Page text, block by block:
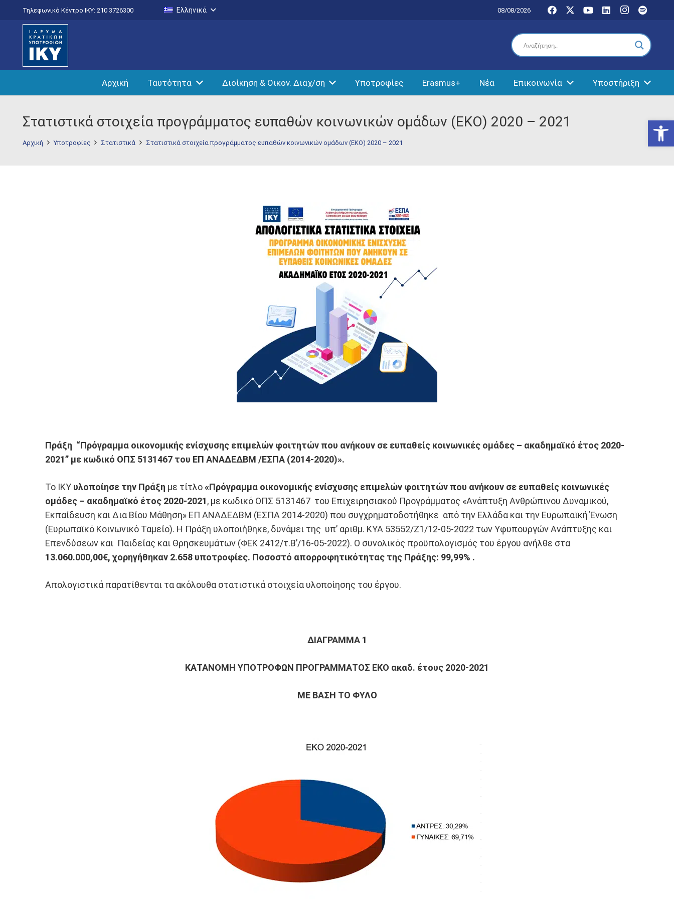
Τηλεφωνικό Κέντρο IKY: 210 3726300 Ελληνικά 08/08/2026
Αρχική Ταυτότητα Διοίκηση & Οικον. Διαχ/ση Υποτροφίες Erasmus+ Νέα Επικοινωνία Υποστήριξη
Στατιστικά στοιχεία προγράμματος ευπαθών κοινωνικών ομάδων (ΕΚΟ) 2020 – 2021
Αρχική Υποτροφίες Στατιστικά Στατιστικά στοιχεία προγράμματος ευπαθών κοινωνικών ομάδων (ΕΚΟ) 2020 – 2021
Πράξη “Πρόγραμμα οικονομικής ενίσχυσης επιμελών φοιτητών που ανήκουν σε ευπαθείς κοινωνικές ομάδες – ακαδημαϊκό έτος 2020-
2021” με κωδικό ΟΠΣ 5131467 του ΕΠ ΑΝΑΔΕΔΒΜ /ΕΣΠΑ (2014-2020)».
Το ΙΚΥ υλοποίησε την Πράξη με τίτλο«Πρόγραμμα οικονομικής ενίσχυσης επιμελών φοιτητών που ανήκουν σε ευπαθείς κοινωνικές
ομάδες – ακαδημαϊκό έτος 2020-2021, με κωδικό ΟΠΣ 5131467 του Επιχειρησιακού Προγράμματος «Ανάπτυξη Ανθρώπινου Δυναμικού,
Εκπαίδευση και Δια Βίου Μάθηση» ΕΠ ΑΝΑΔΕΔΒΜ (ΕΣΠΑ 2014-2020) που συγχρηματοδοτήθηκε από την Ελλάδα και την Ευρωπαϊκή Ένωση
(Ευρωπαϊκό Κοινωνικό Ταμείο). Η Πράξη υλοποιήθηκε, δυνάμει της υπ’ αριθμ. ΚΥΑ 53552/Ζ1/12-05-2022 των Υφυπουργών Ανάπτυξης και
Επενδύσεων και Παιδείας και Θρησκευμάτων (ΦΕΚ 2412/τ.B’/16-05-2022). Ο συνολικός προϋπολογισμός του έργου ανήλθε στα
13.060.000,00€, χορηγήθηκαν 2.658 υποτροφίες. Ποσοστό απορροφητικότητας της Πράξης: 99,99% .
Απολογιστικά παρατίθενται τα ακόλουθα στατιστικά στοιχεία υλοποίησης του έργου.
ΔΙΑΓΡΑΜΜΑ 1
ΚΑΤΑΝΟΜΗ ΥΠΟΤΡΟΦΩΝ ΠΡΟΓΡΑΜΜΑΤΟΣ ΕΚΟ ακαδ. έτους 2020-2021
ΜΕ ΒΑΣΗ ΤΟ ΦΥΛΟ